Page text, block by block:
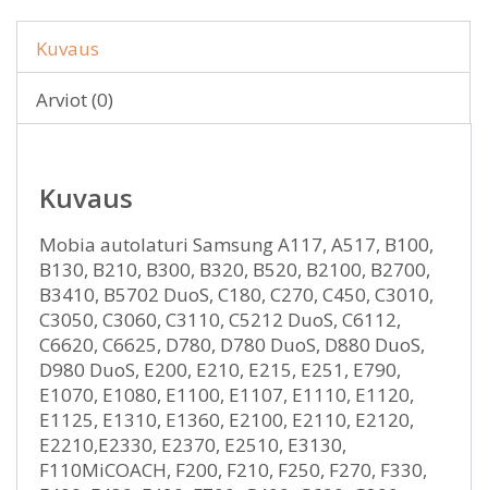
Kuvaus
Arviot (0)
Kuvaus
Mobia autolaturi Samsung A117, A517, B100,
B130, B210, B300, B320, B520, B2100, B2700,
B3410, B5702 DuoS, C180, C270, C450, C3010,
C3050, C3060, C3110, C5212 DuoS, C6112,
C6620, C6625, D780, D780 DuoS, D880 DuoS,
D980 DuoS, E200, E210, E215, E251, E790,
E1070, E1080, E1100, E1107, E1110, E1120,
E1125, E1310, E1360, E2100, E2110, E2120,
E2210,E2330, E2370, E2510, E3130,
F110MiCOACH, F200, F210, F250, F270, F330,